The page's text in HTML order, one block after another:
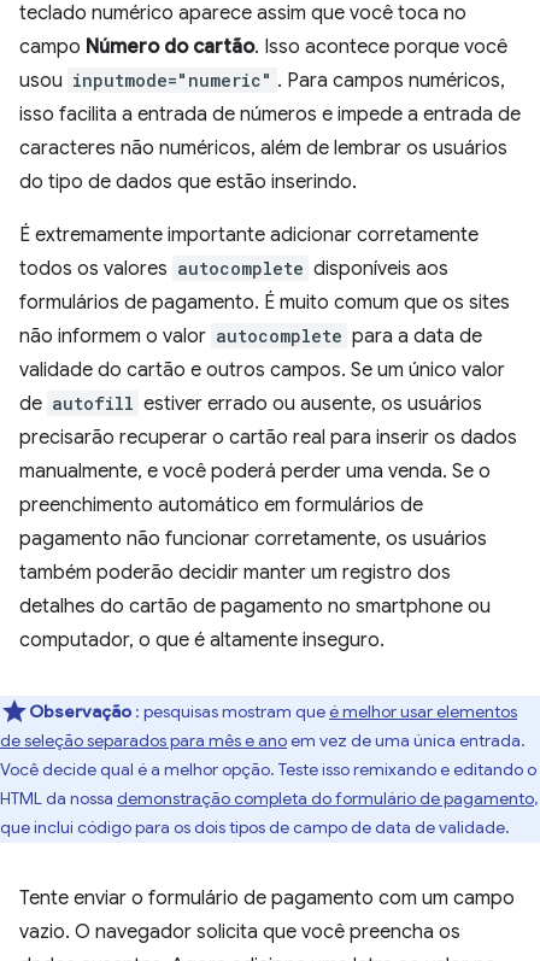
teclado numérico aparece assim que você toca no
campo Número do cartão. Isso acontece porque você
usou inputmode="numeric" . Para campos numéricos,
isso facilita a entrada de números e impede a entrada de
caracteres não numéricos, além de lembrar os usuários
do tipo de dados que estão inserindo.
É extremamente importante adicionar corretamente
todos os valores autocomplete disponíveis aos
formulários de pagamento. É muito comum que os sites
não informem o valor autocomplete para a data de
validade do cartão e outros campos. Se um único valor
de autofill estiver errado ou ausente, os usuários
precisarão recuperar o cartão real para inserir os dados
manualmente, e você poderá perder uma venda. Se o
preenchimento automático em formulários de
pagamento não funcionar corretamente, os usuários
também poderão decidir manter um registro dos
detalhes do cartão de pagamento no smartphone ou
computador, o que é altamente inseguro.
Observação : pesquisas mostram queé melhor usar elementos
de seleção separados para mês e anoem vez de uma única entrada.
Você decide qual é a melhor opção. Teste isso remixando e editando o
HTML da nossa demonstração completa do formulário de pagamento,
que inclui código para os dois tipos de campo de data de validade.
Tente enviar o formulário de pagamento com um campo
vazio. O navegador solicita que você preencha os